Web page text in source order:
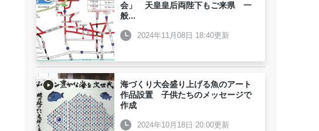
会」 天皇皇后両陛下もご来県 一
般...
2024年11月08日 18:40更新
海づくり大会盛り上げる魚のアート
作品設置 子供たちのメッセージで
作成
2024年10月18日 20:00更新